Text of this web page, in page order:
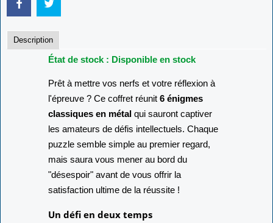
Description
État de stock : Disponible en stock
Prêt à mettre vos nerfs et votre réflexion à
l'épreuve ? Ce coffret réunit 6 énigmes
classiques en métal qui sauront captiver
les amateurs de défis intellectuels. Chaque
puzzle semble simple au premier regard,
mais saura vous mener au bord du
"désespoir" avant de vous offrir la
satisfaction ultime de la réussite !
Un défi en deux temps